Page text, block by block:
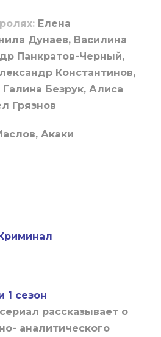
Елена
Дунаев, Василина
Панкратов-Черный,
Константинов,
Безрук, Алиса
Грязнов
Акаки
1 сезон
рассказывает о
аналитического